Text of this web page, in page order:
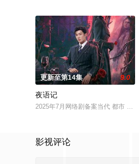
更新至第14集 9.0
夜语记
2025年7月网络剧备案当代 都市 海
影视评论